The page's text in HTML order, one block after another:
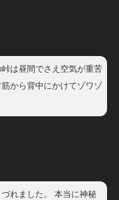
は昼間でさえ空気が重苦
から背中にかけてゾワゾ
れました。 本当に神秘